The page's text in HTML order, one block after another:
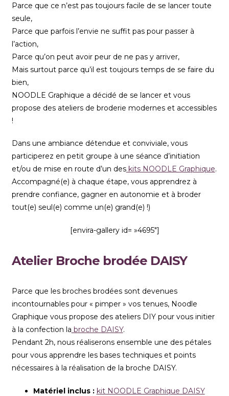
Parce que ce n’est pas toujours facile de se lancer toute
seule,
Parce que parfois l’envie ne suffit pas pour passer à
l’action,
Parce qu’on peut avoir peur de ne pas y arriver,
Mais surtout parce qu’il est toujours temps de se faire du
bien,
NOODLE Graphique a décidé de se lancer et vous
propose des ateliers de broderie modernes et accessibles
!
Dans une ambiance détendue et conviviale, vous
participerez en petit groupe à une séance d’initiation
et/ou de mise en route d’un deskits NOODLE Graphique.
Accompagné(e) à chaque étape, vous apprendrez à
prendre confiance, gagner en autonomie et à broder
tout(e) seul(e) comme un(e) grand(e) !)
[envira-gallery id= »4695″]
Atelier Broche brodée DAISY
Parce que les broches brodées sont devenues
incontournables pour « pimper » vos tenues, Noodle
Graphique vous propose des ateliers DIY pour vous initier
à la confection la broche DAISY.
Pendant 2h, nous réaliserons ensemble une des pétales
pour vous apprendre les bases techniques et points
nécessaires à la réalisation de la broche DAISY.
Matériel inclus : kit NOODLE Graphique DAISY